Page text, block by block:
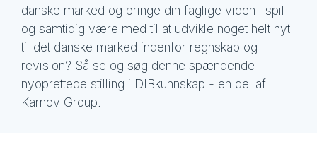
danske marked og bringe din faglige viden i spil
og samtidig være med til at udvikle noget helt nyt
til det danske marked indenfor regnskab og
revision? Så se og søg denne spændende
nyoprettede stilling i DIBkunnskap - en del af
Karnov Group.